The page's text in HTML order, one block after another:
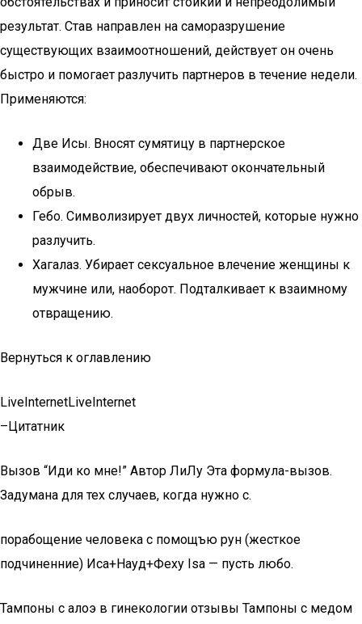
результат. Став направлен на саморазрушение
существующих взаимоотношений, действует он очень
быстро и помогает разлучить партнеров в течение недели.
Применяются:
Две Исы. Вносят сумятицу в партнерское
взаимодействие, обеспечивают окончательный
обрыв.
Гебо. Символизирует двух личностей, которые нужно
разлучить.
Хагалаз. Убирает сексуальное влечение женщины к
мужчине или, наоборот. Подталкивает к взаимному
отвращению.
Вернуться к оглавлению
LiveInternetLiveInternet
–Цитатник
Вызов “Иди ко мне!” Автор ЛиЛу Эта формула-вызов.
Задумана для тех случаев, когда нужно с.
порабощение человека с помощъю рун (жесткое
подчиненние) Иса+Науд+Феху Isa — пусть любо.
Тампоны с алоэ в гинекологии отзывы Тампоны с медом